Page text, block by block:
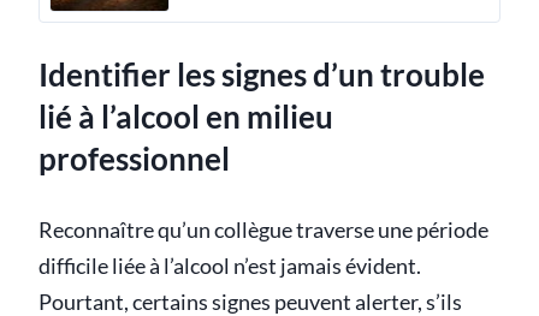
Identifier les signes d’un trouble
lié à l’alcool en milieu
professionnel
Reconnaître qu’un collègue traverse une période
difficile liée à l’alcool n’est jamais évident.
Pourtant, certains signes peuvent alerter, s’ils